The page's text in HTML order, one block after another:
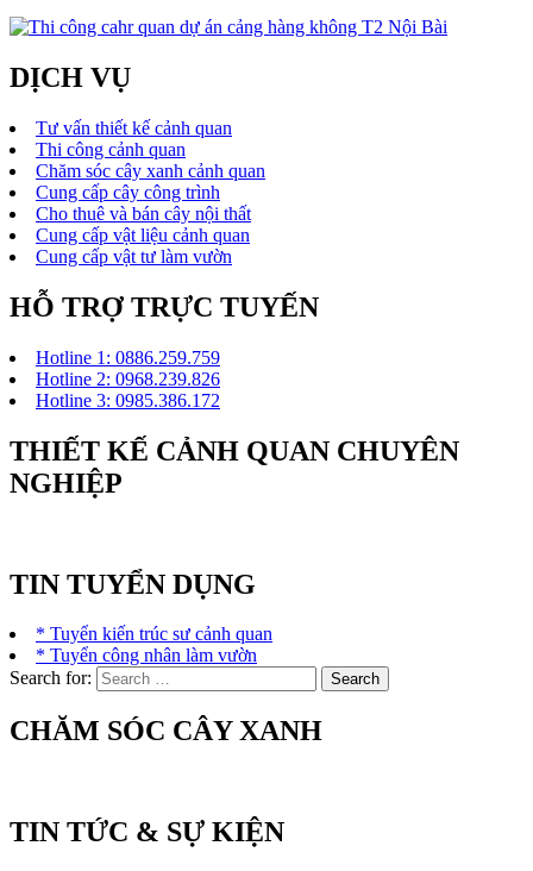
DỊCH VỤ
Tư vấn thiết kế cảnh quan
Thi công cảnh quan
Chăm sóc cây xanh cảnh quan
Cung cấp cây công trình
Cho thuê và bán cây nội thất
Cung cấp vật liệu cảnh quan
Cung cấp vật tư làm vườn
HỖ TRỢ TRỰC TUYẾN
Hotline 1: 0886.259.759
Hotline 2: 0968.239.826
Hotline 3: 0985.386.172
THIẾT KẾ CẢNH QUAN CHUYÊN
NGHIỆP
TIN TUYỂN DỤNG
* Tuyển kiến trúc sư cảnh quan
* Tuyển công nhân làm vườn
Search for:
CHĂM SÓC CÂY XANH
TIN TỨC & SỰ KIỆN